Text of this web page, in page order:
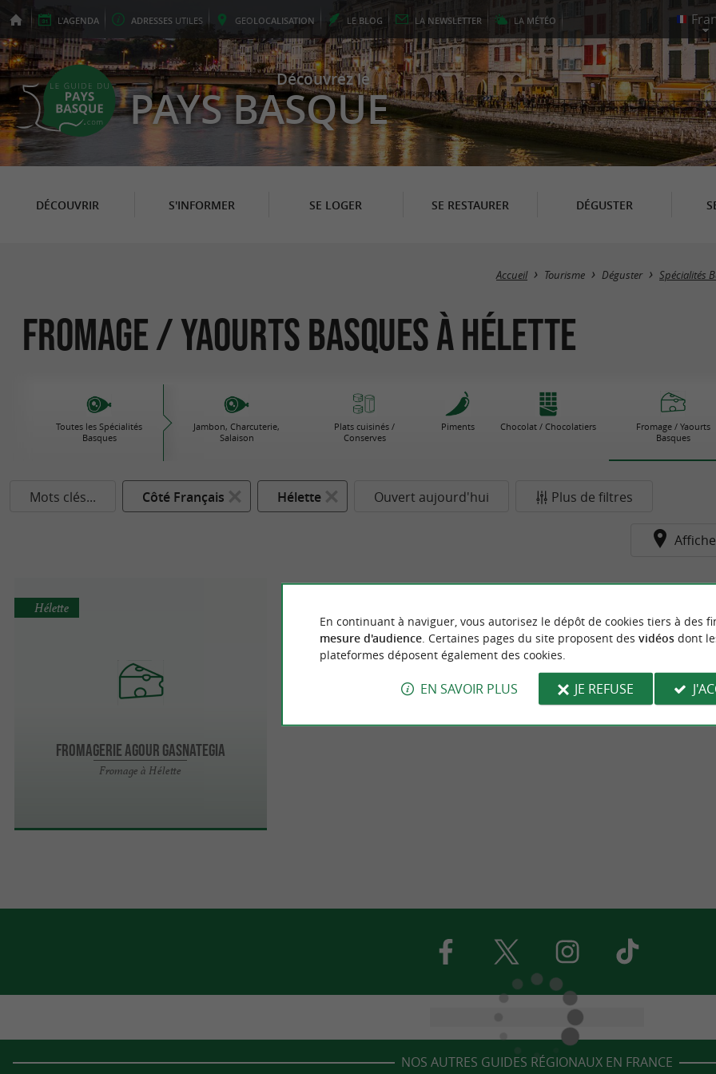
L'AGENDA ADRESSES UTILES GEOLOCALISATION LE BLOG LA NEWSLETTER LA MÉTÉO
Découvrez le
PAYS BASQUE
DÉCOUVRIR S'INFORMER SE LOGER SE RESTAURER DÉGUSTER
Accueil Tourisme Déguster Spécialités
Fromage / Yaourts Basques à Hélette
Toutes les Spécialités
Basques
Jambon, Charcuterie,
Salaison
Plats cuisinés /
Conserves
Piments Chocolat / Chocolatiers
Fromage / Yaourts
Basques
Mots clés... Côté Français Hélette Ouvert aujourd'hui Plus de filtres
Fromagerie Agour Gasnategia
Fromage à Hélette
Hélette
NOS AUTRES GUIDES RÉGIONAUX EN FRANCE
En continuant à naviguer, vous autorisez le dépôt de cookies tiers à des
mesure d'audience. Certaines pages du site proposent des vidéosdont
plateformes déposent également des cookies.
EN SAVOIR PLUS JE REFUSE